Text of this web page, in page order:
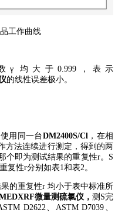
工作曲线
γ均大于 0.999，表示
的线性误差极小。
用同一台DM2400S/Cl， 在相
方法连续进行测定，得到的两
个即为测试结果的重复性r。 S
复性r分别 如表1和表2。
的重复性r 均小于表中标准所
微量测硫氯仪， 测 S完
D2622、 ASTM D7039 、